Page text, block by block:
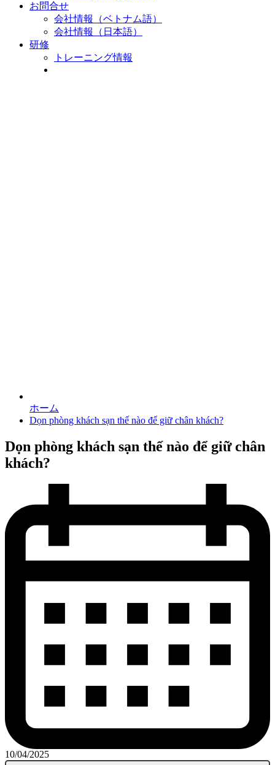
お問合せ
会社情報（ベトナム語）
会社情報（日本語）
研修
トレーニング情報
ホーム
Dọn phòng khách sạn thế nào để giữ chân khách?
Dọn phòng khách sạn thế nào để giữ chân
khách?
10/04/2025